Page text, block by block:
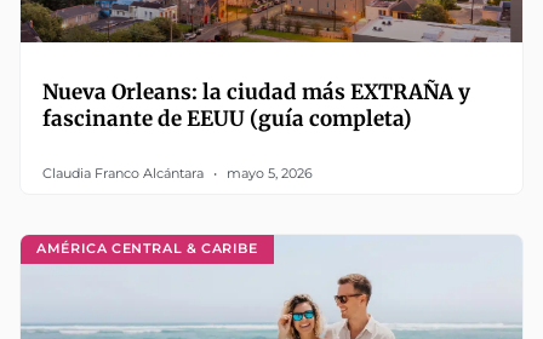
Nueva Orleans: la ciudad más EXTRAÑA y
fascinante de EEUU (guía completa)
Claudia Franco Alcántara mayo 5, 2026
AMÉRICA CENTRAL & CARIBE